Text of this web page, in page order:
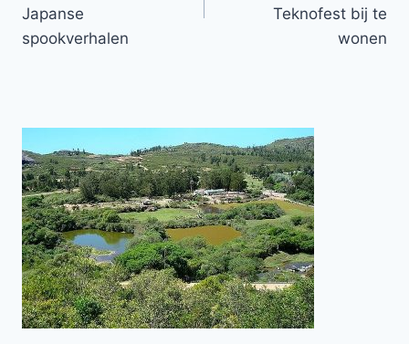
Japanse
spookverhalen
Teknofest bij te
wonen